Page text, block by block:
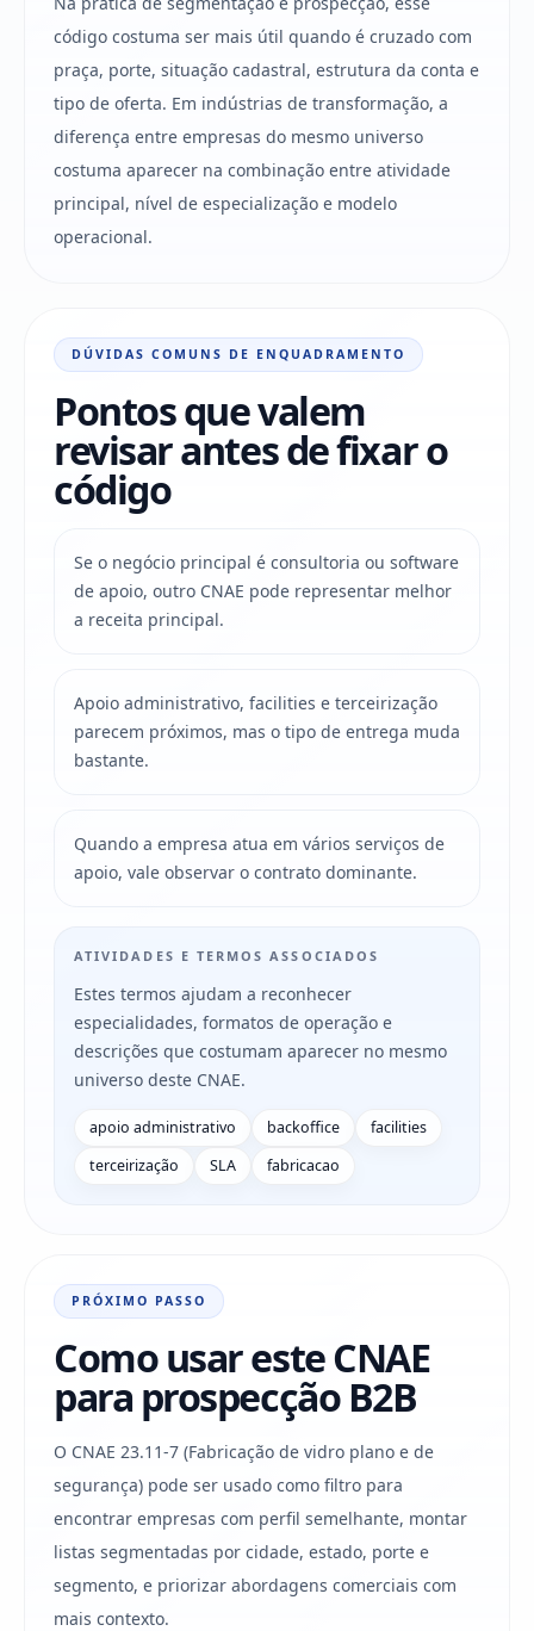
código costuma ser mais útil quando é cruzado com
praça, porte, situação cadastral, estrutura da conta e
tipo de oferta. Em indústrias de transformação, a
diferença entre empresas do mesmo universo
costuma aparecer na combinação entre atividade
principal, nível de especialização e modelo
operacional.
DÚVIDAS COMUNS DE ENQUADRAMENTO
Pontos que valem
revisar antes de fixar o
código
Se o negócio principal é consultoria ou software
de apoio, outro CNAE pode representar melhor
a receita principal.
Apoio administrativo, facilities e terceirização
parecem próximos, mas o tipo de entrega muda
bastante.
Quando a empresa atua em vários serviços de
apoio, vale observar o contrato dominante.
ATIVIDADES E TERMOS ASSOCIADOS
Estes termos ajudam a reconhecer
especialidades, formatos de operação e
descrições que costumam aparecer no mesmo
universo deste CNAE.
apoio administrativo backoffice
facilities
terceirização
SLA fabricacao
PRÓXIMO PASSO
Como usar este CNAE
para prospecção B2B
O CNAE 23.11-7 (Fabricação de vidro plano e de
segurança) pode ser usado como filtro para
encontrar empresas com perfil semelhante, montar
listas segmentadas por cidade, estado, porte e
segmento, e priorizar abordagens comerciais com
mais contexto.